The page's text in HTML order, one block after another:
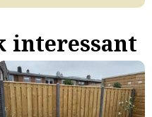
interessant